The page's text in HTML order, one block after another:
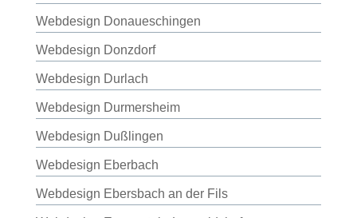
Webdesign Donaueschingen
Webdesign Donzdorf
Webdesign Durlach
Webdesign Durmersheim
Webdesign Dußlingen
Webdesign Eberbach
Webdesign Ebersbach an der Fils